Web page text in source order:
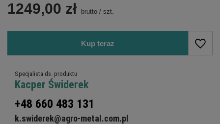
1249,00 zł brutto / szt.
Kup teraz
Specjalista ds. produktu
Kacper Świderek
+48 660 483 131
k.swiderek@agro-metal.com.pl